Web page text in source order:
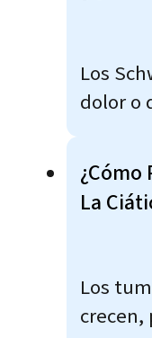
Los
dolor o
¿Cómo
La
Los